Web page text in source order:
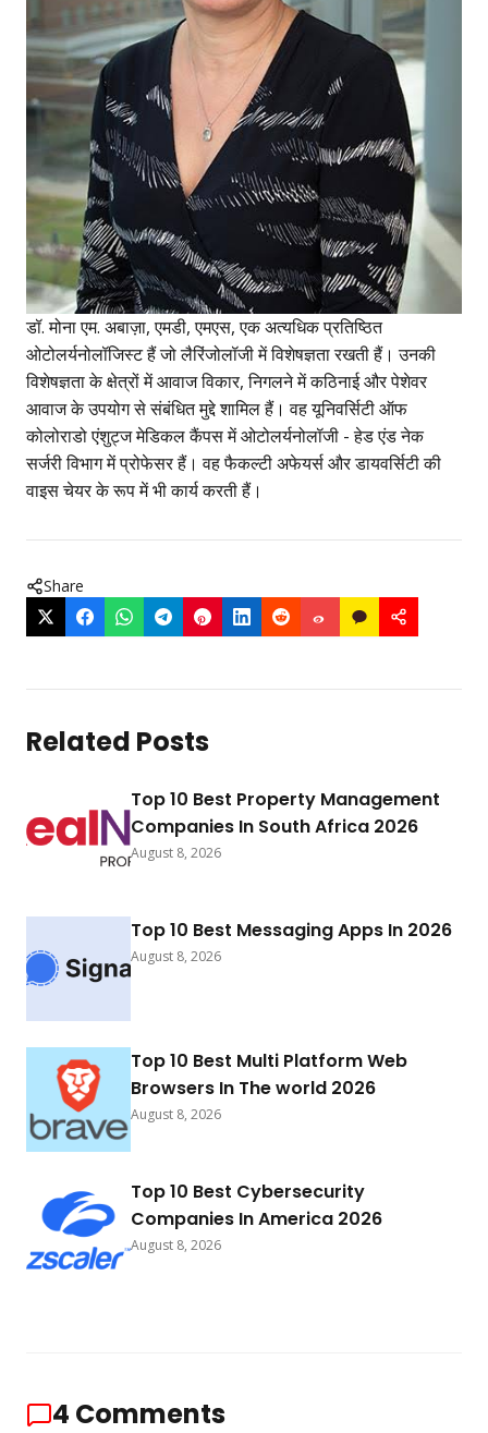
डॉ. मोना एम. अबाज़ा, एमडी, एमएस, एक अत्यधिक प्रतिष्ठित
ओटोलर्यनोलॉजिस्ट हैं जो लैरिंजोलॉजी में विशेषज्ञता रखती हैं। उनकी
विशेषज्ञता के क्षेत्रों में आवाज विकार, निगलने में कठिनाई और पेशेवर
आवाज के उपयोग से संबंधित मुद्दे शामिल हैं। वह यूनिवर्सिटी ऑफ
कोलोराडो एंशुट्ज मेडिकल कैंपस में ओटोलर्यनोलॉजी - हेड एंड नेक
सर्जरी विभाग में प्रोफेसर हैं। वह फैकल्टी अफेयर्स और डायवर्सिटी की
वाइस चेयर के रूप में भी कार्य करती हैं।
Share
Related Posts
Top 10 Best Property Management
Companies In South Africa 2026
August 8, 2026
Top 10 Best Messaging Apps In 2026
August 8, 2026
Top 10 Best Multi Platform Web
Browsers In The world 2026
August 8, 2026
Top 10 Best Cybersecurity
Companies In America 2026
August 8, 2026
4 Comments